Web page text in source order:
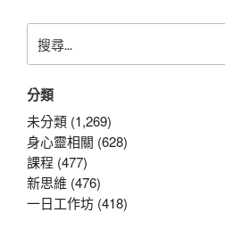
尋
鍵
字:
分類
未分類 (1,269)
身心靈相關 (628)
課程 (477)
新思維 (476)
一日工作坊 (418)